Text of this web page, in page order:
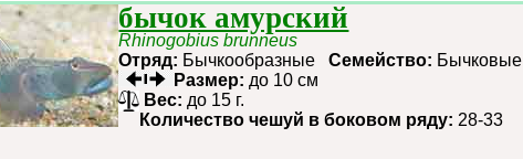
бычок амурский
Rhinogobius brunneus
Отряд: БычкообразныеСемейство: Бычковые
Размер: до 10 см
Вес: до 15 г.
Количество чешуй в боковом ряду: 28-33